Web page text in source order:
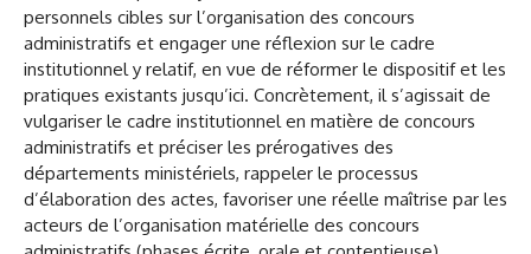
personnels cibles sur l’organisation des concours
administratifs et engager une réflexion sur le cadre
institutionnel y relatif, en vue de réformer le dispositif et les
pratiques existants jusqu’ici. Concrètement, il s’agissait de
vulgariser le cadre institutionnel en matière de concours
administratifs et préciser les prérogatives des
départements ministériels, rappeler le processus
d’élaboration des actes, favoriser une réelle maîtrise par les
acteurs de l’organisation matérielle des concours